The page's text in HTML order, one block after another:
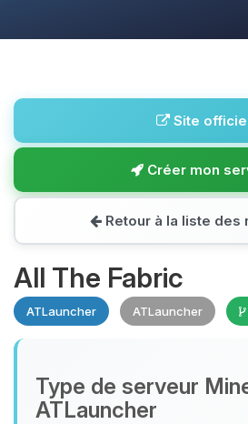
Site
Créer mon
Retour à la liste des
All The Fabric
ATLauncher ATLauncher
Type de serveur
ATLauncher